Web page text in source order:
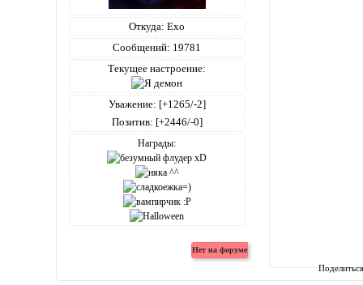
Откуда: Ехо
Сообщений: 19781
Текущее настроение:
Уважение: [+1265/-2]
Позитив: [+2446/-0]
Награды: